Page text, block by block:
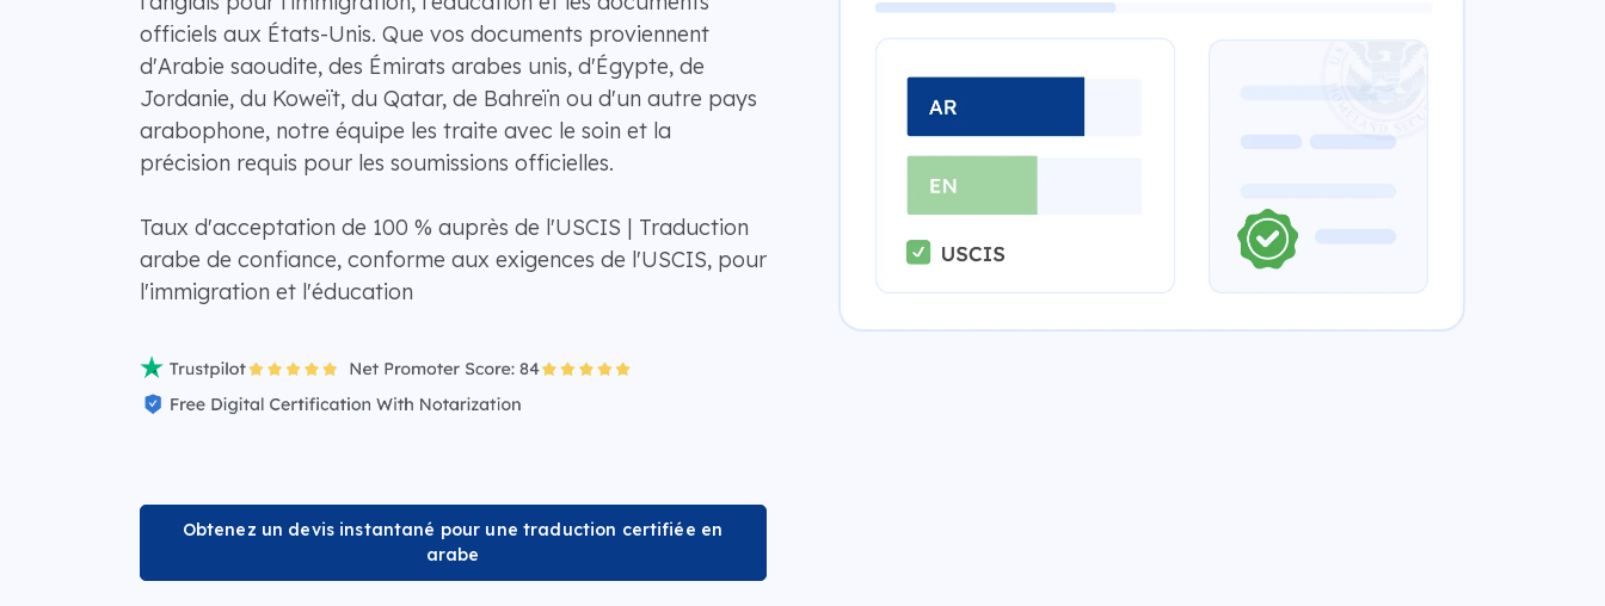
officiels aux États-Unis. Que vos documents proviennent
d'Arabie saoudite, des Émirats arabes unis, d'Égypte, de
Jordanie, du Koweït, du Qatar, de Bahreïn ou d'un autre pays
arabophone, notre équipe les traite avec le soin et la
précision requis pour les soumissions officielles.
Taux d'acceptation de 100 % auprès de l'USCIS | Traduction
arabe de confiance, conforme aux exigences de l'USCIS, pour
l'immigration et l'éducation
Obtenez un devis instantané pour une traduction certifiée en
arabe